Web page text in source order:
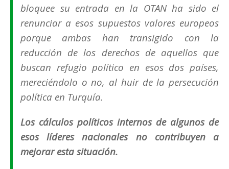
bloquee su entrada en la OTAN ha sido el
renunciar a esos supuestos valores europeos
porque ambas han transigido con la
reducción de los derechos de aquellos que
buscan refugio político en esos dos países,
mereciéndolo o no, al huir de la persecución
política en Turquía.
Los cálculos políticos internos de algunos de
esos líderes nacionales no contribuyen a
mejorar esta situación.